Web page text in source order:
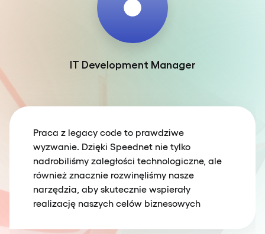
IT Development Manager
Praca z legacy code to prawdziwe
wyzwanie. Dzięki Speednet nie tylko
nadrobiliśmy zaległości technologiczne, ale
również znacznie rozwinęliśmy nasze
narzędzia, aby skutecznie wspierały
realizację naszych celów biznesowych